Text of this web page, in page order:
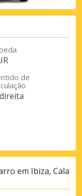
de
em Ibiza, Cala